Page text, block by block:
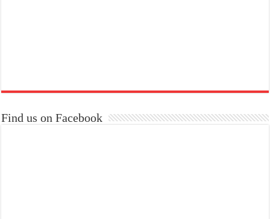
Find us on Facebook